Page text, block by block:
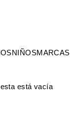
NIÑOSMARCAS
está vacía